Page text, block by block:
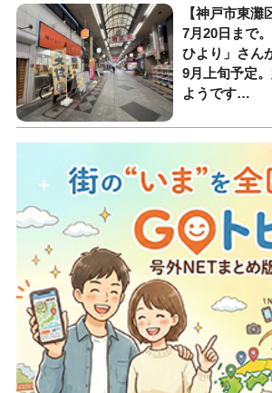
【神戸市東
7月20日まで
ひより」さん
9月上旬予定
ようです…